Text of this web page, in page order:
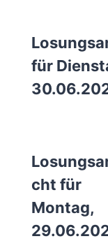
für
cht für
Montag,